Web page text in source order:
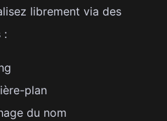
librement via des
:
plan
du nom